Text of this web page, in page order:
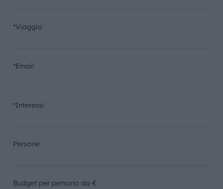
*Viaggio
*Email
*Interessi
Persone
Budget per persona da €